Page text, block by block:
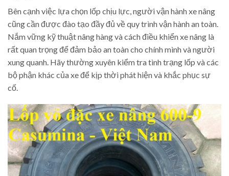
Bên cạnh việc lựa chọn lốp chịu lực, người vận hành xe nâng
cũng cần được đào tạo đầy đủ về quy trình vận hành an toàn.
Nắm vững kỹ thuật nâng hàng và cách điều khiển xe nâng là
rất quan trọng để đảm bảo an toàn cho chính mình và người
xung quanh. Hãy thường xuyên kiểm tra tình trạng lốp và các
bộ phận khác của xe để kịp thời phát hiện và khắc phục sự
cố.